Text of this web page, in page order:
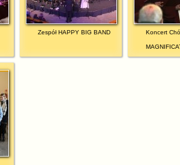
Zespół HAPPY BIG BAND Koncert